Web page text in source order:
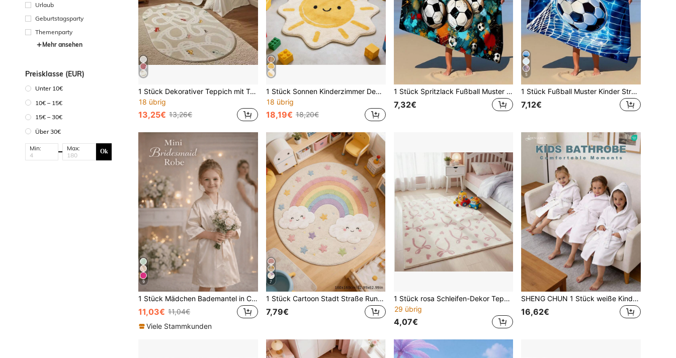
Urlaub
Geburtstagsparty
Themenparty
Mehr ansehen
Preisklasse (EUR)
Unter 10€
10€ – 15€
15€ – 30€
Über 30€
Min: Max: Ok
1 Stück Dekorativer Teppich mit Traum-Atmosphäre, mit Sonne, Mond, Sternen, Regenbogen, Wolken, Leiter-Elementen, zusammenklappbar, leicht zu reinigen, waschbar. Natürlicher, komfortabler Teppich für Bettkante, Schlafzimmer, Arbeitszimmer, Wohnzimmer, Heimdekoration, bedruckter Teppich, Fenstersitzteppich
18 übrig
13,25€ 13,26€
1 Stück Sonnen Kinderzimmer Dekorative Matte, Schlafzimmer Dekoration, Spielzimmer Kleine Matte, Heimdekoration, Schlafzimmer Matte, Wohnzimmer Dekoration, Außenmatte, Waschbare Matte
18 übrig
18,19€ 18,20€
1 Stück Spritzlack Fußball Muster Kinder Strandtuch, super weicher Mikrofaser extra großer Stranddecke, super saugfähiges Badetuch, geeignet für Reisen, Schwimmbad, Tauchen, Surfen, Yoga, Camping, in verschiedenen Größen erhältlich, Strandaccessoires
7,32€
5
1 Stück Fußball Muster Kinder Strandtuch, super weicher Mikrofaser extra großer Stranddecke, super saugfähiges Badetuch, geeignet für Reisen, Schwimmbad, Tauchen, Surfen, Yoga, Camping, in verschiedenen Größen erhältlich, Strandaccessoires für Strand, Pool, Reisen, Camping, Yoga
7,12€
9
1 Stück Mädchen Bademantel in Champagnerfarbe, japanischer Stil Nachtwäsche, Bademantel, Morgenmantel, Geburtstagsgeschenk, Party Kostüm, Pool Party
11,03€ 11,04€
Viele Stammkunden
7
1 Stück Cartoon Stadt Straße Runder Teppich, Süßer Regenbogen Runder Teppich, Rosa Herz Bunter Punkt Moderner Runder Bereich Teppich, Lernspiel Matte, Buchstabe Nummer Tier Frucht Form Lerndekorativer Runder Teppich, Moderner Runder Bereich Teppich, Muster, Teppich, Dekorativer Teppich, Schlafzimmer Dekoration
7,79€
1 Stück rosa Schleifen-Dekor Teppich, süße Gaming-Matte, dekorativer Teppich, Schlafzimmer-Dekoration, kleiner Teppich, Teppich, Heimdekoration, Outdoor-Teppich, waschbarer Teppich, Geschenk zum Abschluss/Muttertag
29 übrig
4,07€
SHENG CHUN 1 Stück weiße Kinder Bademantel, super weiche Faser Bademantel, geeignet für mehrere Altersgruppen, Kinder Kapuzen Bademantel, saugfähig, mit Taschen, super weiche Faser, essentiell für Zuhause, Strand, Schwimmen, Duschen, Spa, kann zum Haare und Körper trocknen verwendet werden, nicht ausziehend, wiederverwendbar
16,62€